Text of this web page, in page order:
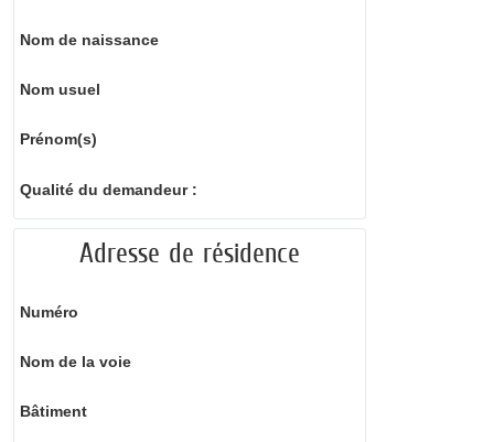
Nom de naissance
Nom usuel
Prénom(s)
Qualité du demandeur :
Adresse de résidence
Numéro
Nom de la voie
Bâtiment